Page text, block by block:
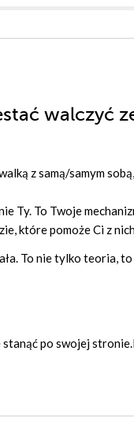
walczyć
z samą/samym
Ty. To Twoje
które pomoże Ci z
To nie tylko teoria,
po swojej